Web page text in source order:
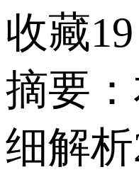
收藏19
摘要
细解